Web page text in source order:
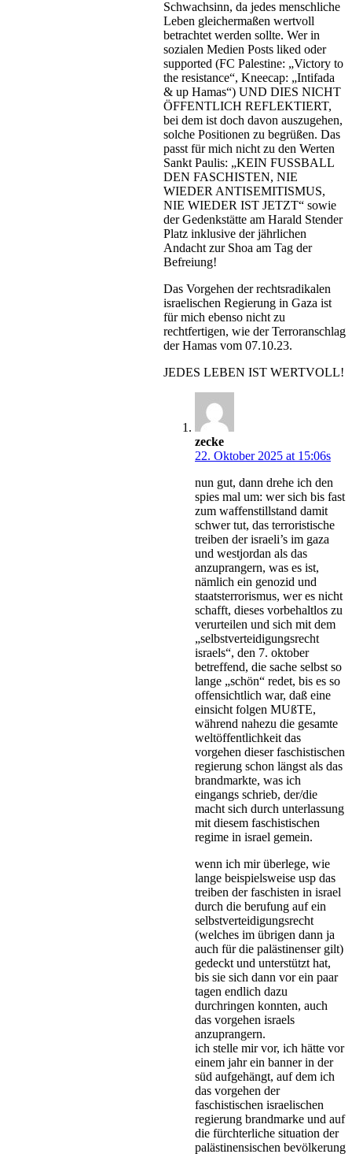
Schwachsinn, da jedes menschliche
Leben gleichermaßen wertvoll
betrachtet werden sollte. Wer in
sozialen Medien Posts liked oder
supported (FC Palestine: „Victory to
the resistance“, Kneecap: „Intifada
& up Hamas“) UND DIES NICHT
ÖFFENTLICH REFLEKTIERT,
bei dem ist doch davon auszugehen,
solche Positionen zu begrüßen. Das
passt für mich nicht zu den Werten
Sankt Paulis: „KEIN FUSSBALL
DEN FASCHISTEN, NIE
WIEDER ANTISEMITISMUS,
NIE WIEDER IST JETZT“ sowie
der Gedenkstätte am Harald Stender
Platz inklusive der jährlichen
Andacht zur Shoa am Tag der
Befreiung!
Das Vorgehen der rechtsradikalen
israelischen Regierung in Gaza ist
für mich ebenso nicht zu
rechtfertigen, wie der Terroranschlag
der Hamas vom 07.10.23.
JEDES LEBEN IST WERTVOLL!
zecke
22. Oktober 2025 at 15:06s
nun gut, dann drehe ich den
spies mal um: wer sich bis fast
zum waffenstillstand damit
schwer tut, das terroristische
treiben der israeli’s im gaza
und westjordan als das
anzuprangern, was es ist,
nämlich ein genozid und
staatsterrorismus, wer es nicht
schafft, dieses vorbehaltlos zu
verurteilen und sich mit dem
„selbstverteidigungsrecht
israels“, den 7. oktober
betreffend, die sache selbst so
lange „schön“ redet, bis es so
offensichtlich war, daß eine
einsicht folgen MUßTE,
während nahezu die gesamte
weltöffentlichkeit das
vorgehen dieser faschistischen
regierung schon längst als das
brandmarkte, was ich
eingangs schrieb, der/die
macht sich durch unterlassung
mit diesem faschistischen
regime in israel gemein.
wenn ich mir überlege, wie
lange beispielsweise usp das
treiben der faschisten in israel
durch die berufung auf ein
selbstverteidigungsrecht
(welches im übrigen dann ja
auch für die palästinenser gilt)
gedeckt und unterstützt hat,
bis sie sich dann vor ein paar
tagen endlich dazu
durchringen konnten, auch
das vorgehen israels
anzuprangern.
ich stelle mir vor, ich hätte vor
einem jahr ein banner in der
süd aufgehängt, auf dem ich
das vorgehen der
faschistischen israelischen
regierung brandmarke und auf
die fürchterliche situation der
palästinensischen bevölkerung